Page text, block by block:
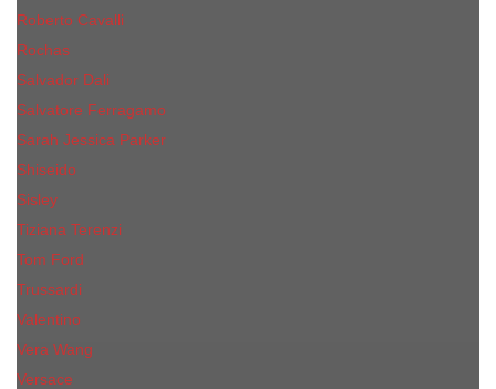
Roberto Cavalli
Rochas
Salvador Dali
Salvatore Ferragamo
Sarah Jessica Parker
Shiseido
Sisley
Tiziana Terenzi
Tom Ford
Trussardi
Valentino
Vera Wang
Versace